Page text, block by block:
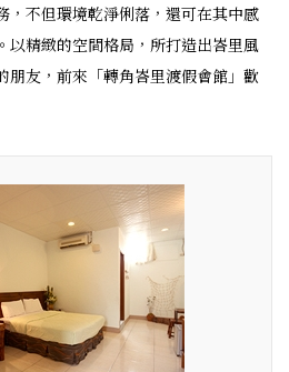
，不但環境乾淨俐落，還可在其中感
以精緻的空間格局，所打造出峇里風
朋友，前來「轉角峇里渡假會館」歡